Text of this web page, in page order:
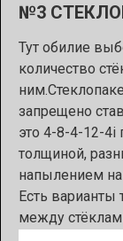
№3
Тут обилие
количество
запрещено
это 4-8-4-12-
толщиной,
напылением на
Есть варианты
между